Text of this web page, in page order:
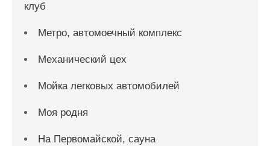
клуб
Метро, автомоечный комплекс
Механический цех
Мойка легковых автомобилей
Моя родня
На Первомайской, сауна